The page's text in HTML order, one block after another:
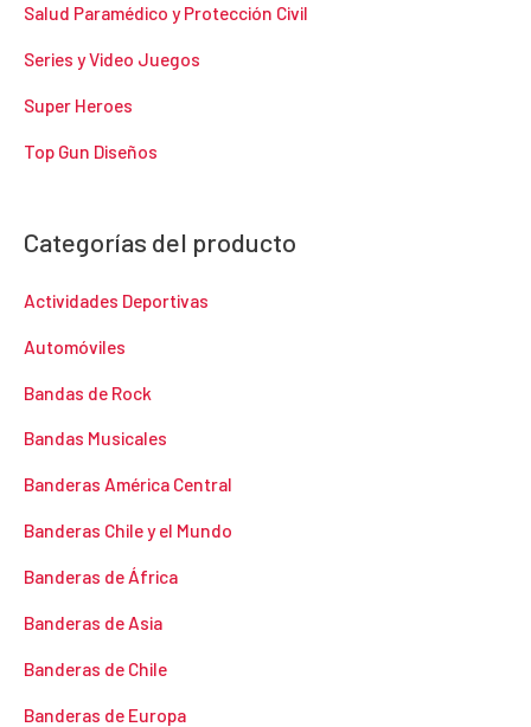
Salud Paramédico y Protección Civil
Series y Video Juegos
Super Heroes
Top Gun Diseños
Categorías del producto
Actividades Deportivas
Automóviles
Bandas de Rock
Bandas Musicales
Banderas América Central
Banderas Chile y el Mundo
Banderas de África
Banderas de Asia
Banderas de Chile
Banderas de Europa